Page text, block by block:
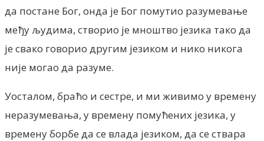
да постане Бог, онда је Бог помутио разумевање
међу људима, створио је мноштво језика тако да
је свако говорио другим језиком и нико никога
није могао да разуме.
Уосталом, браћо и сестре, и ми живимо у времену
неразумевања, у времену помућених језика, у
времену борбе да се влада језиком, да се ствара